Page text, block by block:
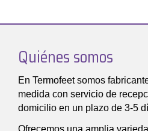
Quiénes somos
En Termofeet somos
medida con servicio de
domicilio en un plazo de 3-5